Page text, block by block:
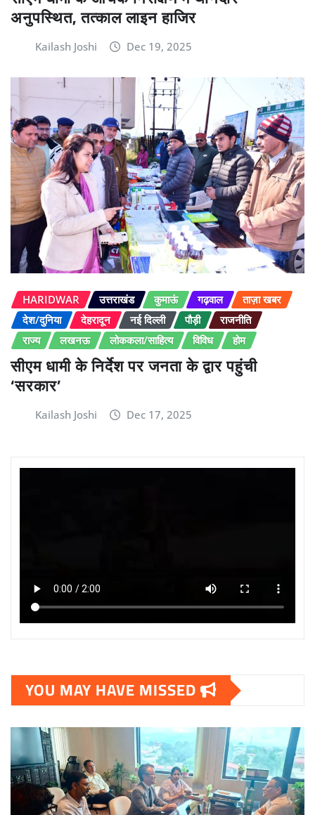
अनुपस्थित, तत्काल लाइन हाजिर
Kailash Joshi Dec 19, 2025
HARIDWAR उत्तराखंड कुमाऊं गढ़वाल
ताज़ा खबर
देश/दुनिया
देहरादून नई दिल्ली पौड़ी
राजनीति
राज्य
लखनऊ लोककला/साहित्य विविध होम
सीएम धामी के निर्देश पर जनता के द्वार पहुंची
‘सरकार’
Kailash Joshi Dec 17, 2025
YOU MAY HAVE MISSED